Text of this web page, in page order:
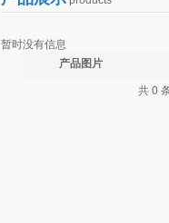
暂时没有信息
产品图片
共 0